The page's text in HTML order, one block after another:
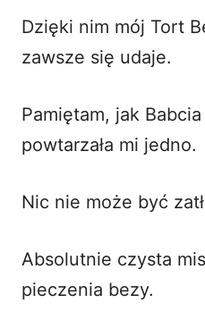
Dzięki nim mój Tort
zawsze się udaje.
Pamiętam, jak
powtarzała mi jedno.
Nic nie może być
Absolutnie czysta
pieczenia bezy.